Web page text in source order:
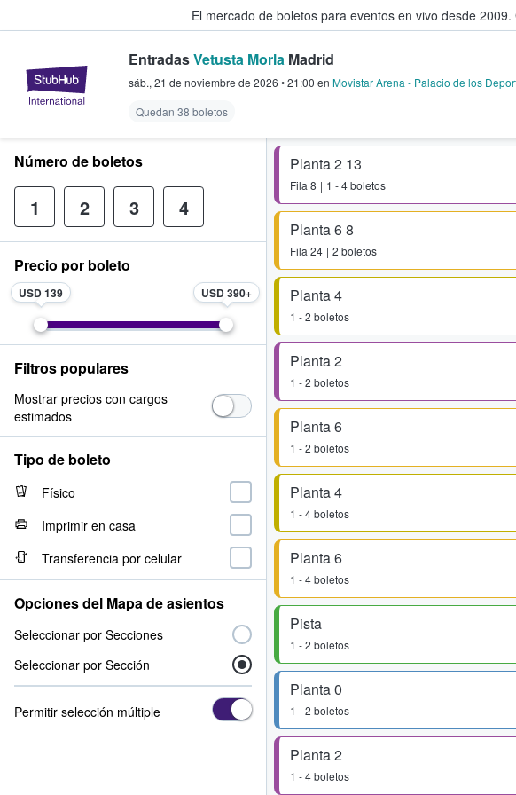
El mercado de boletos para eventos en vivo desde 2009.
StubHub: donde los fans compran y venden
EntradasVetusta Morla Madrid
sáb., 21 de noviembre de 2026 •21:00 en Movistar Arena - Palacio de los
Quedan 38 boletos
Planta 2 13
Fila 8 1 - 4 boletos
Planta 6 8
Fila 24 2 boletos
Planta 4
1 - 2 boletos
Planta 2
1 - 2 boletos
Planta 6
1 - 2 boletos
Planta 4
1 - 4 boletos
Planta 6
1 - 4 boletos
Pista
1 - 2 boletos
Planta 0
1 - 2 boletos
Planta 2
1 - 4 boletos
Número de boletos
1 2 3 4
Precio por boleto
USD 139 USD 390
Filtros populares
Mostrar precios con cargos
estimados
Tipo de boleto
Físico
Imprimir en casa
Transferencia por celular
Opciones del Mapa de asientos
Seleccionar por Secciones
Seleccionar por Sección
Permitir selección múltiple